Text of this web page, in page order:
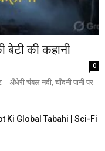
की कहानी
0
अँधेरी चंबल नदी, चाँदनी पानी पर
Ki Global Tabahi | Sci-Fi